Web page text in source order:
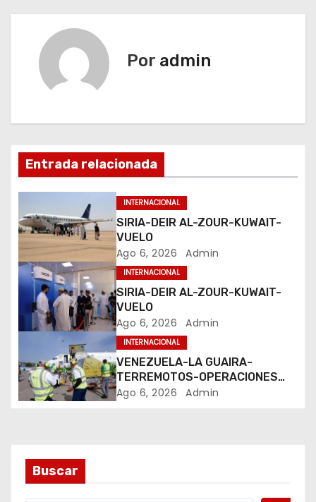
v
c
ó
n
d
e
e
n
t
r
d
a
Por admin
Entrada relacionada
INTERNACIONAL
SIRIA-DEIR AL-ZOUR-KUWAIT-
VUELO
Ago 6, 2026 Admin
INTERNACIONAL
SIRIA-DEIR AL-ZOUR-KUWAIT-
VUELO
Ago 6, 2026 Admin
INTERNACIONAL
VENEZUELA-LA GUAIRA-
TERREMOTOS-OPERACIONES
AEREAS
Ago 6, 2026 Admin
Buscar